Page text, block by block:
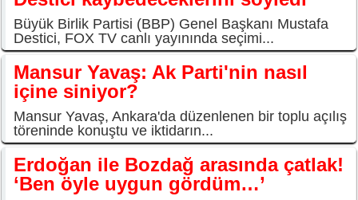
Büyük Birlik Partisi (BBP) Genel Başkanı Mustafa
Destici, FOX TV canlı yayınında seçimi...
Mansur Yavaş: Ak Parti'nin nasıl
içine siniyor?
Mansur Yavaş, Ankara'da düzenlenen bir toplu açılış
töreninde konuştu ve iktidarın...
Erdoğan ile Bozdağ arasında çatlak!
‘Ben öyle uygun gördüm…’